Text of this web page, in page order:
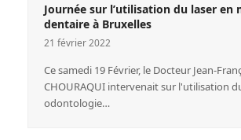
Journée sur l’utilisation du laser en
dentaire à Bruxelles
21 février 2022
Ce samedi 19 Février, le Docteur Jean-
CHOURAQUI intervenait sur l'utilisation
odontologie…